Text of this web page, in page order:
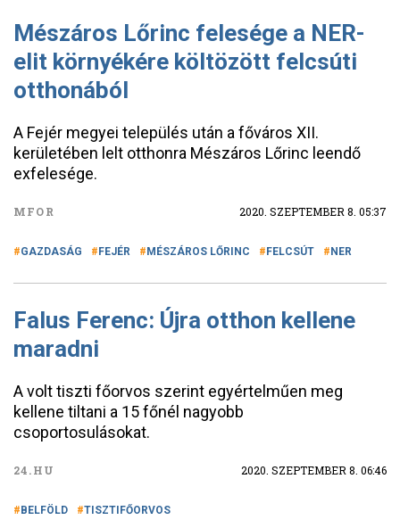
Mészáros Lőrinc felesége a NER-
elit környékére költözött felcsúti
otthonából
A Fejér megyei település után a főváros XII.
kerületében lelt otthonra Mészáros Lőrinc leendő
exfelesége.
MFOR 2020. SZEPTEMBER 8. 05:37
GAZDASÁG FEJÉR MÉSZÁROS LŐRINC FELCSÚT NER
Falus Ferenc: Újra otthon kellene
maradni
A volt tiszti főorvos szerint egyértelműen meg
kellene tiltani a 15 főnél nagyobb
csoportosulásokat.
24.HU 2020. SZEPTEMBER 8. 06:46
BELFÖLD TISZTIFŐORVOS